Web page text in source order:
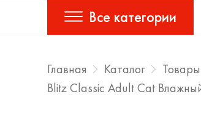
Все категории
Главная Каталог
Blitz Classic Adult Cat